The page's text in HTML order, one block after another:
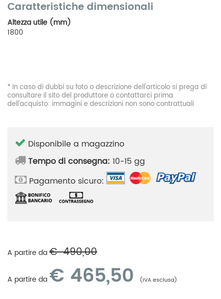
Caratteristiche dimensionali
Altezza utile (mm)
1800
* In caso di dubbi su foto o descrizione dell'articolo si prega di
consultare il sito del produttore o contattarci prima
dell'acquisto: immagini e descrizioni non sono contrattuali
Disponibile a magazzino
Tempo di consegna: 10-15 gg
Pagamento sicuro:
A partire da€490,00
A partire da € 465,50 (IVA esclusa)